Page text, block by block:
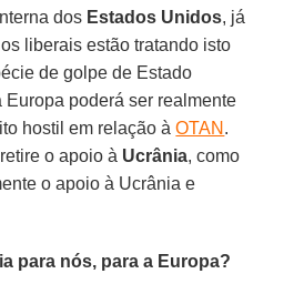
dos Estados Unidos, já
liberais estão tratando isto
de golpe de Estado
Europa poderá ser realmente
hostil em relação àOTAN .
o apoio à Ucrânia, como
o apoio à Ucrânia e
para nós, para a Europa?